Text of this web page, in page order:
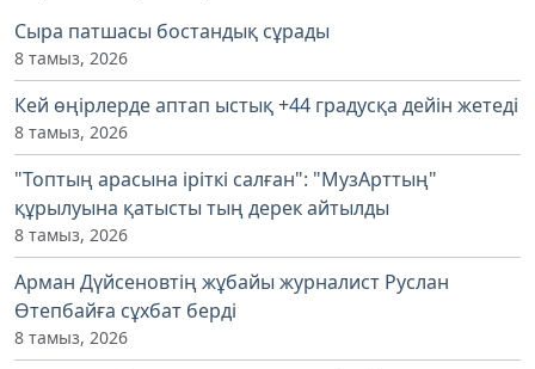
Сыра патшасы бостандық сұрады
8 тамыз, 2026
Кей өңірлерде аптап ыстық +44 градусқа дейін жетеді
8 тамыз, 2026
"Топтың арасына іріткі салған": "МузАрттың"
құрылуына қатысты тың дерек айтылды
8 тамыз, 2026
Арман Дүйсеновтің жұбайы журналист Руслан
Өтепбайға сұхбат берді
8 тамыз, 2026